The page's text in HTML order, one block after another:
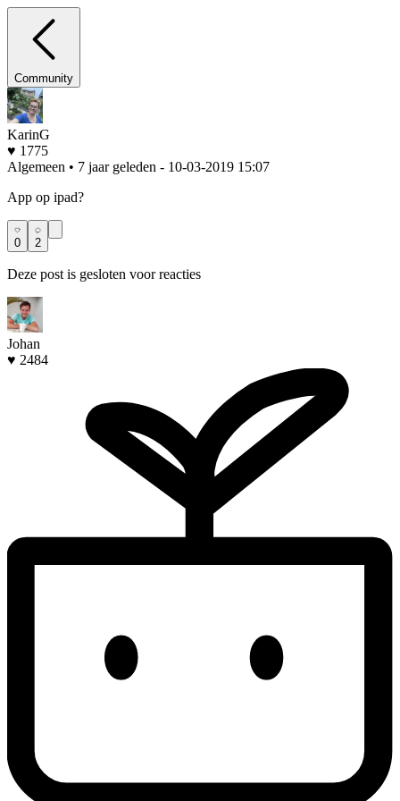
Community
KarinG
♥ 1775
Algemeen • 7 jaar geleden - 10-03-2019 15:07
App op ipad?
0 2
Deze post is gesloten voor reacties
Johan
♥ 2484